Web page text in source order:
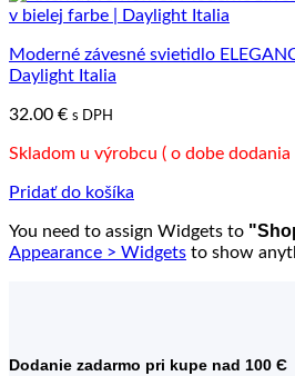
Moderné závesné svietidlo
Daylight Italia
32.00 € s DPH
Skladom u výrobcu ( o dobe
Pridať do košíka
You need to assign Widgets to
Appearance > Widgets to show
Dodanie zadarmo pri kupe nad 100 Є